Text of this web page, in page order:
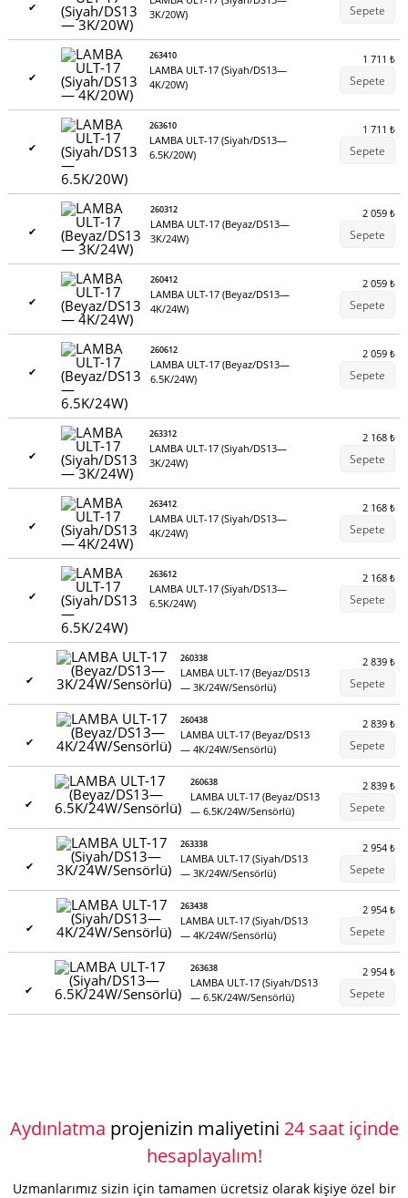
✔
3K/20W)
Sepete
✔
263410
LAMBA ULT-17 (Siyah/DS13—
4K/20W)
1 711₺
Sepete
✔
263610
LAMBA ULT-17 (Siyah/DS13—
6.5K/20W)
1 711₺
Sepete
✔
260312
LAMBA ULT-17 (Beyaz/DS13—
3K/24W)
2 059₺
Sepete
✔
260412
LAMBA ULT-17 (Beyaz/DS13—
4K/24W)
2 059₺
Sepete
✔
260612
LAMBA ULT-17 (Beyaz/DS13—
6.5K/24W)
2 059₺
Sepete
✔
263312
LAMBA ULT-17 (Siyah/DS13—
3K/24W)
2 168₺
Sepete
✔
263412
LAMBA ULT-17 (Siyah/DS13—
4K/24W)
2 168₺
Sepete
✔
263612
LAMBA ULT-17 (Siyah/DS13—
6.5K/24W)
2 168₺
Sepete
✔
260338
LAMBA ULT-17 (Beyaz/DS13
— 3K/24W/Sensörlü)
2 839₺
Sepete
✔
260438
LAMBA ULT-17 (Beyaz/DS13
— 4K/24W/Sensörlü)
2 839₺
Sepete
✔
260638
LAMBA ULT-17 (Beyaz/DS13
— 6.5K/24W/Sensörlü)
2 839₺
Sepete
✔
263338
LAMBA ULT-17 (Siyah/DS13
— 3K/24W/Sensörlü)
2 954₺
Sepete
✔
263438
LAMBA ULT-17 (Siyah/DS13
— 4K/24W/Sensörlü)
2 954₺
Sepete
✔
263638
LAMBA ULT-17 (Siyah/DS13
— 6.5K/24W/Sensörlü)
2 954₺
Sepete
Aydınlatma projenizin maliyetini 24 saat içinde
hesaplayalım!
Uzmanlarımız sizin için tamamen ücretsiz olarak kişiye özel bir